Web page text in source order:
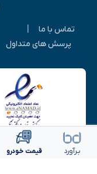
ویرایش خودرو
تماس با ما
پرسش های متداول
بـرآورد قیمت خـودرو